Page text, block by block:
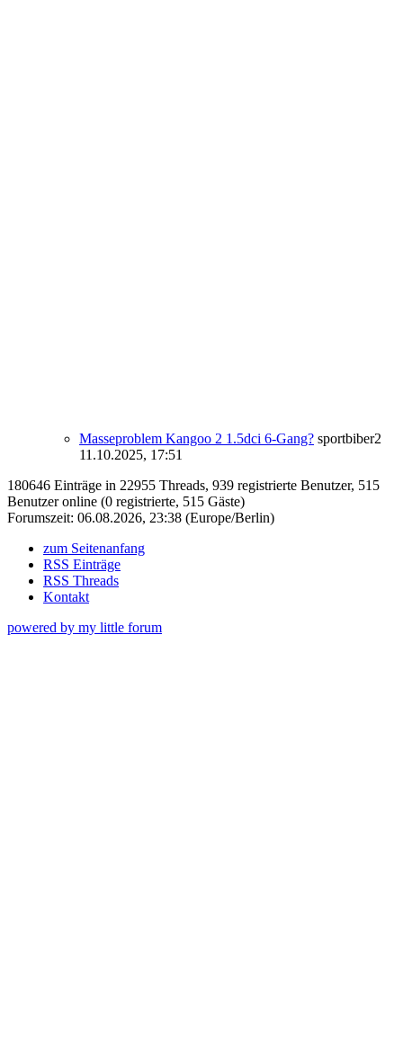
Masseproblem Kangoo 2 1.5dci 6-Gang? sportbiber2
11.10.2025, 17:51
180646 Einträge in 22955 Threads, 939 registrierte Benutzer, 515
Benutzer online (0 registrierte, 515 Gäste)
Forumszeit: 06.08.2026, 23:38 (Europe/Berlin)
zum Seitenanfang
RSS Einträge
RSS Threads
Kontakt
powered by my little forum